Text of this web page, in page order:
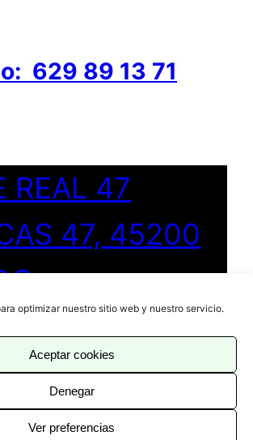
optimizar nuestro sitio web y nuestro servicio.
Aceptar cookies
Denegar
Ver preferencias
629 89 13 71
REAL 47
47, 45200
ILLESCAS
COPYRIGHT 2023